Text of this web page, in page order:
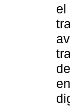
el